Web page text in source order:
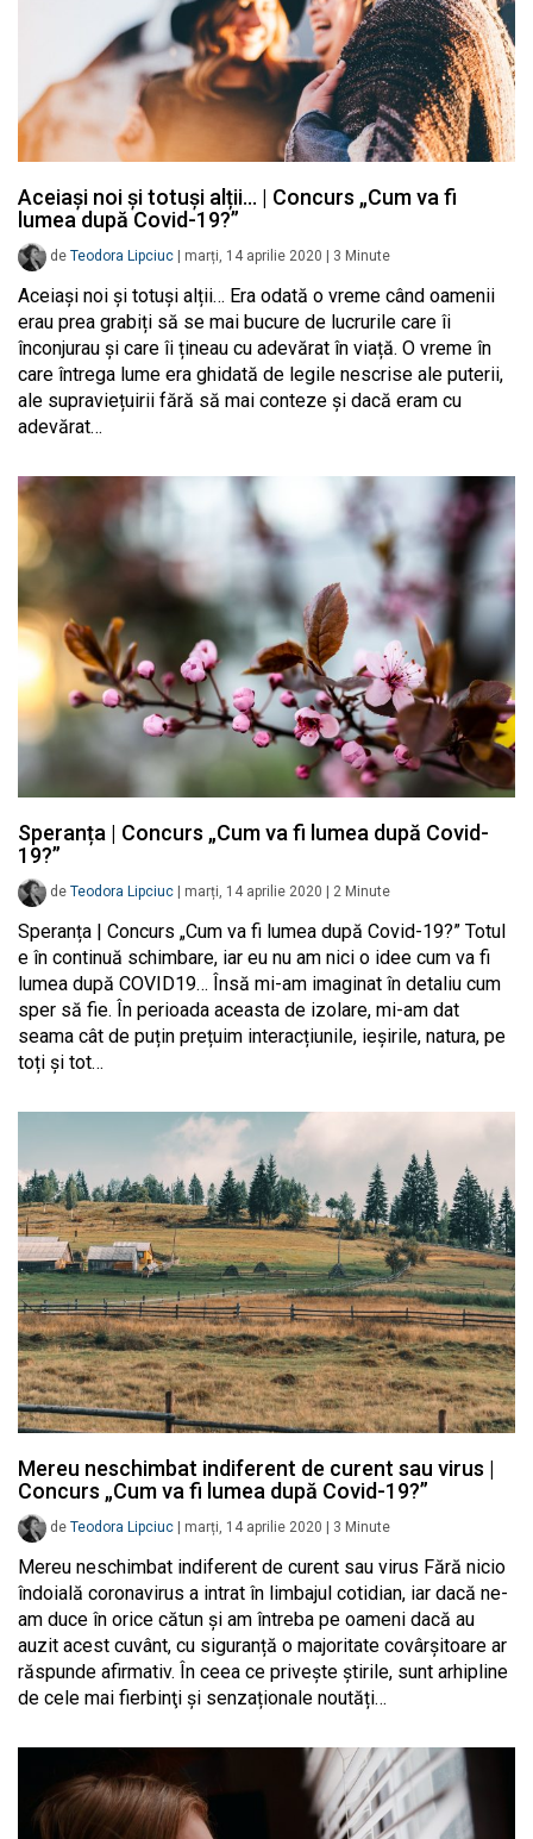
Aceiași noi și totuși alții… | Concurs „Cum va fi
lumea după Covid-19?”
de Teodora Lipciuc marți, 14 aprilie 2020 3 Minute
Aceiași noi și totuși alții… Era odată o vreme când oamenii
erau prea grabiți să se mai bucure de lucrurile care îi
înconjurau și care îi țineau cu adevărat în viață. O vreme în
care întrega lume era ghidată de legile nescrise ale puterii,
ale supraviețuirii fără să mai conteze și dacă eram cu
adevărat…
Speranța | Concurs „Cum va fi lumea după Covid-
19?”
de Teodora Lipciuc marți, 14 aprilie 2020 2 Minute
Speranța | Concurs „Cum va fi lumea după Covid-19?” Totul
e în continuă schimbare, iar eu nu am nici o idee cum va fi
lumea după COVID19… Însă mi-am imaginat în detaliu cum
sper să fie. În perioada aceasta de izolare, mi-am dat
seama cât de puțin prețuim interacțiunile, ieșirile, natura, pe
toți și tot…
Mereu neschimbat indiferent de curent sau virus |
Concurs „Cum va fi lumea după Covid-19?”
de Teodora Lipciuc marți, 14 aprilie 2020 3 Minute
Mereu neschimbat indiferent de curent sau virus Fără nicio
îndoială coronavirus a intrat în limbajul cotidian, iar dacă ne-
am duce în orice cătun și am întreba pe oameni dacă au
auzit acest cuvânt, cu siguranță o majoritate covârșitoare ar
răspunde afirmativ. În ceea ce privește știrile, sunt arhipline
de cele mai fierbinţi și senzaționale noutăți…